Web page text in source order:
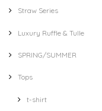
Straw Series
Luxury Ruffle & Tulle
SPRING/SUMMER
Tops
t-shirt